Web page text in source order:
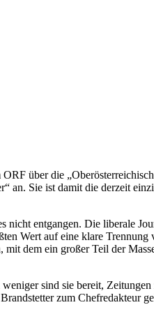
über die
an. Sie ist damit die derzeit
nicht entgangen. Die liberale
Wert auf eine klare
dem ein großer Teil der
sind sie bereit,
zum Chefredakteur